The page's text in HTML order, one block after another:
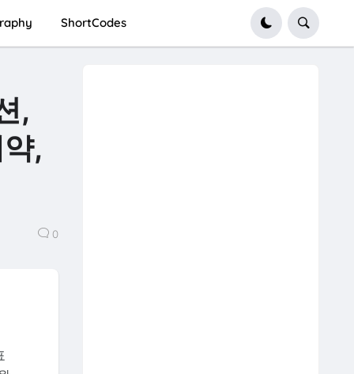
ShortCodes
,
,
0